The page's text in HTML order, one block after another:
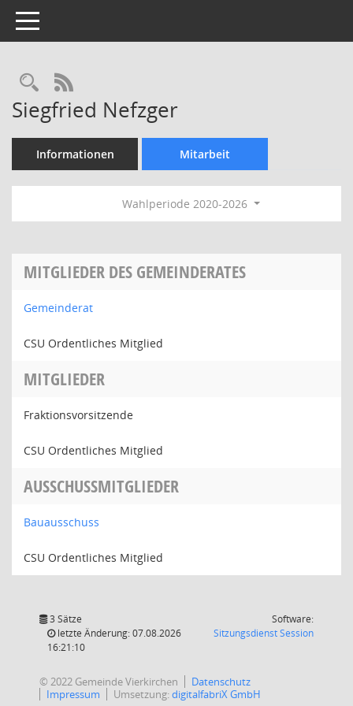
Toggle navigation
Rechercheauswahl
RSS-Feed
Siegfried Nefzger
Informationen Mitarbeit
Wahlperiode 2020-2026
MITGLIEDER DES GEMEINDERATES
Gemeinderat
CSU Ordentliches Mitglied
MITGLIEDER
Fraktionsvorsitzende
CSU Ordentliches Mitglied
AUSSCHUSSMITGLIEDER
Bauausschuss
CSU Ordentliches Mitglied
3 Sätze
letzte Änderung: 07.08.2026
16:21:10
Software:
SitzungsdienstSession(Wird in
© 2022 Gemeinde Vierkirchen
Datenschutz
Impressum
Umsetzung:digitalfabriX GmbH